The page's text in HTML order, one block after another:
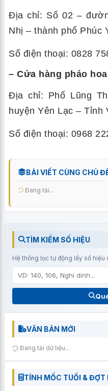
Địa chỉ: Số 02 –
Nhị – thành phố Phúc
Số điện thoại: 0828
– Cửa hàng pháo
Địa chỉ: Phố Lũng
huyện Yên Lạc – Tỉnh
Số điện thoại: 0968
BÀI VIẾT CÙNG CHỦ
Đang tải...
TÌM KIẾM SỐ HIỆU
Hệ thống lọc tự động lấy số hiệu
VĂN BẢN MỚI
Đang tải dữ liệu...
TÍNH MỐC TUỔI & ĐỢT